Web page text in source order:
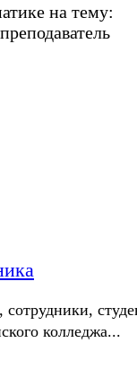
на тему:
сотрудники,
колледжа...